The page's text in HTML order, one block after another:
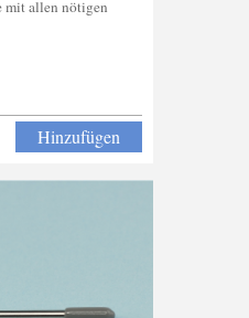
mit allen nötigen
Hinzufügen